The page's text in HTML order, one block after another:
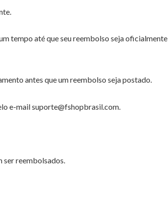
tempo até que seu reembolso seja oficialmente
antes que um reembolso seja postado.
e-mail suporte@fshopbrasil.com.
ser reembolsados.